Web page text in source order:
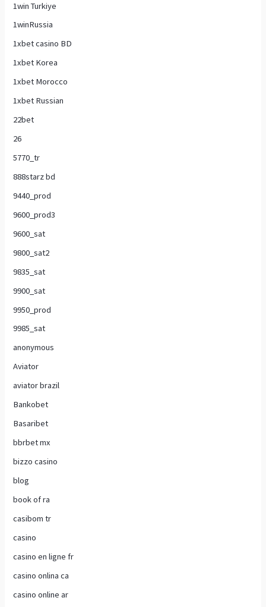
1win Turkiye
1winRussia
1xbet casino BD
1xbet Korea
1xbet Morocco
1xbet Russian
22bet
26
5770_tr
888starz bd
9440_prod
9600_prod3
9600_sat
9800_sat2
9835_sat
9900_sat
9950_prod
9985_sat
anonymous
Aviator
aviator brazil
Bankobet
Basaribet
bbrbet mx
bizzo casino
blog
book of ra
casibom tr
casino
casino en ligne fr
casino onlina ca
casino online ar